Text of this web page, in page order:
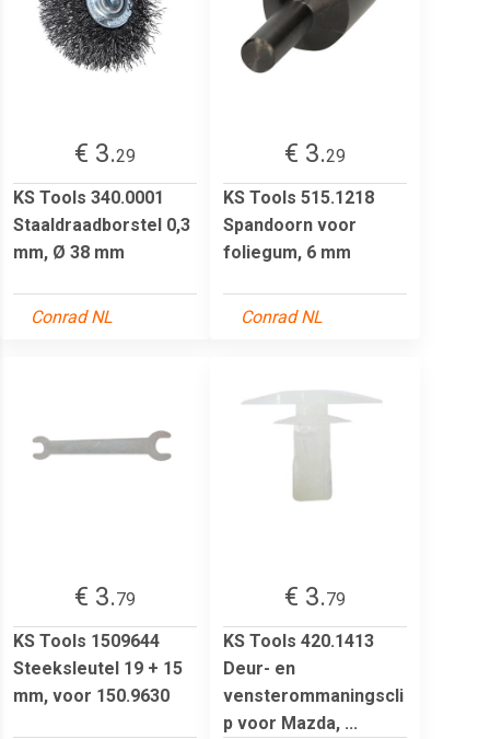
€ 3.29
KS Tools 340.0001
Staaldraadborstel 0,3
mm, Ø 38 mm
Conrad NL
€ 3.29
KS Tools 515.1218
Spandoorn voor
foliegum, 6 mm
Conrad NL
€ 3.79
KS Tools 1509644
Steeksleutel 19 + 15
mm, voor 150.9630
€ 3.79
KS Tools 420.1413
Deur- en
vensterommaningscli
p voor Mazda, ...